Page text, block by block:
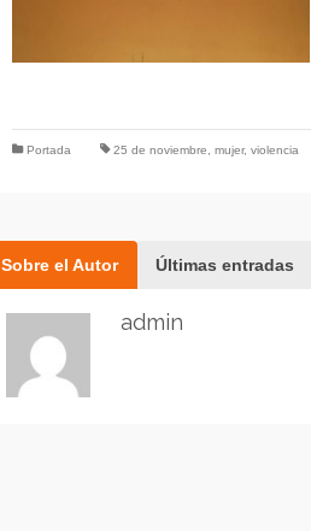
Portada 25 de noviembre mujer, violencia
Sobre el Autor Últimas entradas
admin